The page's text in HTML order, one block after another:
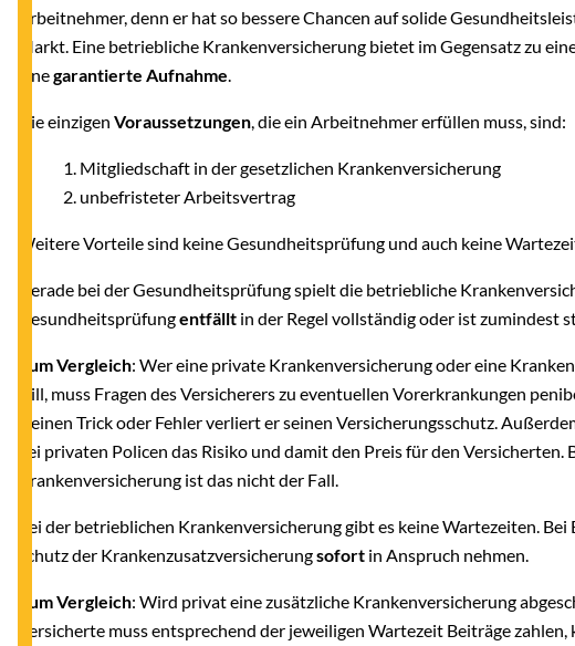
Arbeitnehmer, denn er hat so bessere Chancen auf solide
Markt. Eine betriebliche Krankenversicherung bietet im Gegensatz zu
einegarantierte Aufnahme.
Die einzigen Voraussetzungen, die ein Arbeitnehmer erfüllen muss, sind:
Mitgliedschaft in der gesetzlichen Krankenversicherung
unbefristeter Arbeitsvertrag
Weitere Vorteile sind keine Gesundheitsprüfung und auch keine
Gerade bei der Gesundheitsprüfung spielt die betriebliche
Gesundheitsprüfungentfällt in der Regel vollständig oder ist zumindest
Zum Vergleich: Wer eine private Krankenversicherung oder eine
will, muss Fragen des Versicherers zu eventuellen Vorerkrankungen
kleinen Trick oder Fehler verliert er seinen Versicherungsschutz.
bei privaten Policen das Risiko und damit den Preis für den Versicherten.
Krankenversicherung ist das nicht der Fall.
Bei der betrieblichen Krankenversicherung gibt es keine Wartezeiten.
Schutz der Krankenzusatzversicherungsofort in Anspruch nehmen.
Zum Vergleich: Wird privat eine zusätzliche Krankenversicherung
Versicherte muss entsprechend der jeweiligen Wartezeit Beiträge